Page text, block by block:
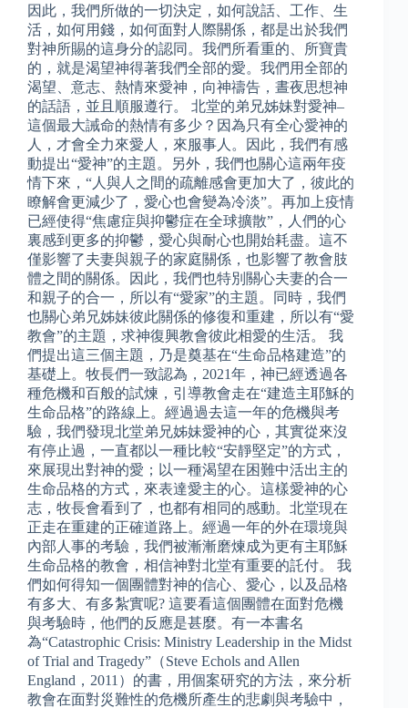
因此，我們所做的一切決定，如何說話、工作、生
活，如何用錢，如何面對人際關係，都是出於我們
對神所賜的這身分的認同。我們所看重的、所寶貴
的，就是渴望神得著我們全部的愛。我們用全部的
渴望、意志、熱情來愛神，向神禱告，晝夜思想神
的話語，並且順服遵行。 北堂的弟兄姊妹對愛神–
這個最大誡命的熱情有多少？因為只有全心愛神的
人，才會全力來愛人，來服事人。因此，我們有感
動提出“愛神”的主題。另外，我們也關心這兩年疫
情下來，“人與人之間的疏離感會更加大了，彼此的
瞭解會更減少了，愛心也會變為冷淡”。再加上疫情
已經使得“焦慮症與抑鬱症在全球擴散”，人們的心
裏感到更多的抑鬱，愛心與耐心也開始耗盡。這不
僅影響了夫妻與親子的家庭關係，也影響了教會肢
體之間的關係。因此，我們也特別關心夫妻的合一
和親子的合一，所以有“愛家”的主題。同時，我們
也關心弟兄姊妹彼此關係的修復和重建，所以有“愛
教會”的主題，求神復興教會彼此相愛的生活。 我
們提出這三個主題，乃是奠基在“生命品格建造”的
基礎上。牧長們一致認為，2021年，神已經透過各
種危機和百般的試煉，引導教會走在“建造主耶穌的
生命品格”的路線上。經過過去這一年的危機與考
驗，我們發現北堂弟兄姊妹愛神的心，其實從來沒
有停止過，一直都以一種比較“安靜堅定”的方式，
來展現出對神的愛；以一種渴望在困難中活出主的
生命品格的方式，來表達愛主的心。這樣愛神的心
志，牧長會看到了，也都有相同的感動。北堂現在
正走在重建的正確道路上。經過一年的外在環境與
內部人事的考驗，我們被漸漸磨煉成为更有主耶穌
生命品格的教會，相信神對北堂有重要的託付。 我
們如何得知一個團體對神的信心、愛心，以及品格
有多大、有多紮實呢? 這要看這個團體在面對危機
與考驗時，他們的反應是甚麼。有一本書名
為“Catastrophic Crisis: Ministry Leadership in the Midst
of Trial and Tragedy”（Steve Echols and Allen
England，2011）的書，用個案研究的方法，來分析
教會在面對災難性的危機所產生的悲劇與考驗中，